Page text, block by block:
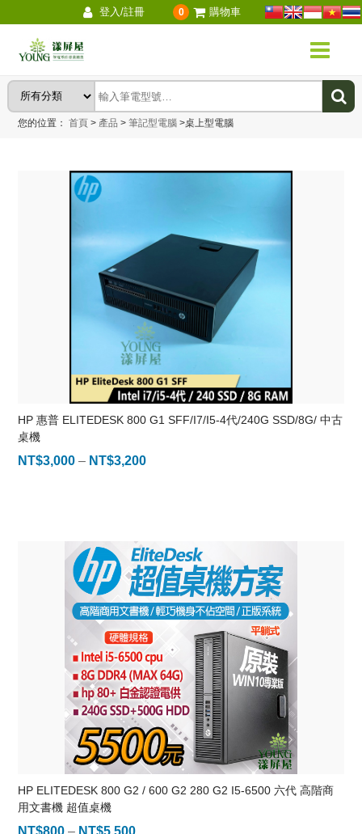
登入/註冊 0 購物車
您的位置：首頁 > 產品> 筆記型電腦>桌上型電腦
HP 惠普 ELITEDESK 800 G1 SFF/I7/I5-4代/240G SSD/8G/ 中古
桌機
NT$3,000 – NT$3,200價
NT$3,200
HP ELITEDESK 800 G2 / 600 G2 280 G2 I5-6500 六代 高階商
用文書機 超值桌機
NT$800 – NT$5,500價